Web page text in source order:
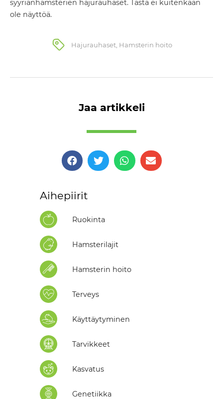
syyrianhamsterien hajurauhaset. Tästä ei kuitenkaan
ole näyttöä.
Hajurauhaset, Hamsterin hoito
Jaa artikkeli
Aihepiirit
Ruokinta
Hamsterilajit
Hamsterin hoito
Terveys
Käyttäytyminen
Tarvikkeet
Kasvatus
Genetiikka